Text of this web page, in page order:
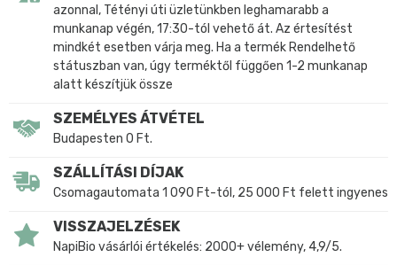
azonnal, Tétényi úti üzletünkben leghamarabb a
munkanap végén, 17:30-tól vehető át. Az értesítést
mindkét esetben várja meg. Ha a termék Rendelhető
státuszban van, úgy terméktől függően 1-2 munkanap
alatt készítjük össze
SZEMÉLYES ÁTVÉTEL
Budapesten 0 Ft.
SZÁLLÍTÁSI DÍJAK
Csomagautomata 1 090 Ft-tól, 25 000 Ft felett ingyenes
VISSZAJELZÉSEK
NapiBio vásárlói értékelés: 2000+ vélemény, 4,9/5.